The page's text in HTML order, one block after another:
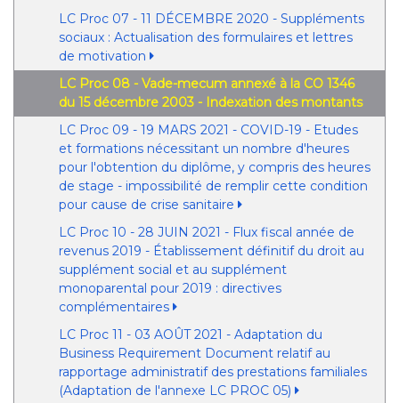
LC Proc 07 - 11 DÉCEMBRE 2020 - Suppléments
sociaux : Actualisation des formulaires et lettres
de motivation
LC Proc 08 - Vade-mecum annexé à la CO 1346
du 15 décembre 2003 - Indexation des montants
LC Proc 09 - 19 MARS 2021 - COVID-19 - Etudes
et formations nécessitant un nombre d'heures
pour l'obtention du diplôme, y compris des heures
de stage - impossibilité de remplir cette condition
pour cause de crise sanitaire
LC Proc 10 - 28 JUIN 2021 - Flux fiscal année de
revenus 2019 - Établissement définitif du droit au
supplément social et au supplément
monoparental pour 2019 : directives
complémentaires
LC Proc 11 - 03 AOÛT 2021 - Adaptation du
Business Requirement Document relatif au
rapportage administratif des prestations familiales
(Adaptation de l'annexe LC PROC 05)